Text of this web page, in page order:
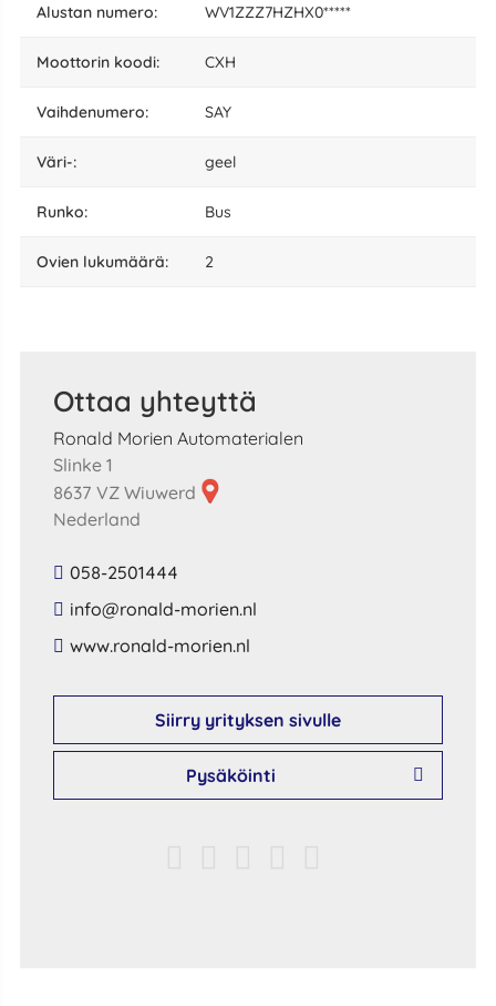
alustan numero: WV1ZZZ7HZHX0*****
moottorin koodi: CXH
vaihdenumero: SAY
väri-: geel
runko: Bus
ovien lukumäärä: 2
Ottaa yhteyttä
Ronald Morien Automaterialen
Slinke 1
8637 VZ Wiuwerd
Nederland
058-2501444
​info​@​ronald​-​morien​.​nl​
​www​.​ronald​-​morien​.​nl​
Siirry yrityksen sivulle
Pysäköinti